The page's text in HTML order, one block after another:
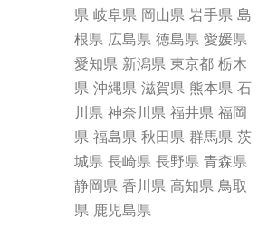
県 岐阜県 岡山県 岩手県 島
根県 広島県 徳島県 愛媛県
愛知県 新潟県 東京都 栃木
県 沖縄県 滋賀県 熊本県 石
川県 神奈川県 福井県 福岡
県 福島県 秋田県 群馬県 茨
城県 長崎県 長野県 青森県
静岡県 香川県 高知県 鳥取
県 鹿児島県